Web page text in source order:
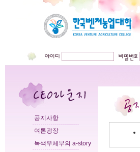
공지사항
여론광장
녹색우체부의 a-story